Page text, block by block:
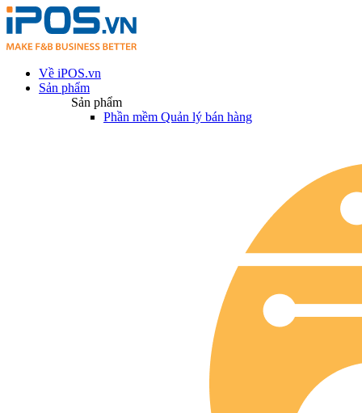
Về iPOS.vn
Sản phẩm
Sản phẩm
Phần mềm Quản lý bán hàng